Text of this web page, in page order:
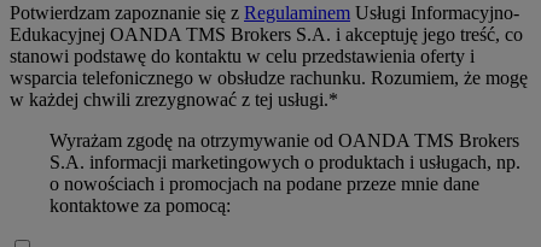
Potwierdzam zapoznanie się z Regulaminem Usługi Informacyjno-
Edukacyjnej OANDA TMS Brokers S.A. i akceptuję jego treść, co
stanowi podstawę do kontaktu w celu przedstawienia oferty i
wsparcia telefonicznego w obsłudze rachunku. Rozumiem, że mogę
w każdej chwili zrezygnować z tej usługi.*
Wyrażam zgodę na otrzymywanie od OANDA TMS Brokers
S.A. informacji marketingowych o produktach i usługach, np.
o nowościach i promocjach na podane przeze mnie dane
kontaktowe za pomocą: